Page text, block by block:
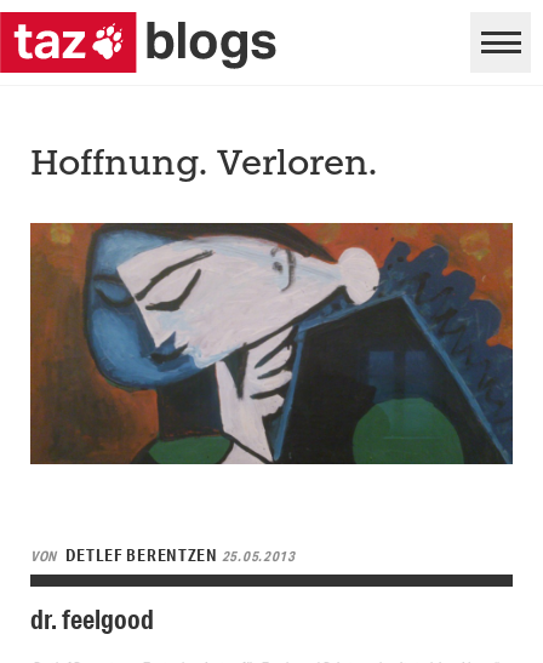
Hoffnung. Verloren.
VON DETLEF BERENTZEN 25.05.2013
dr. feelgood